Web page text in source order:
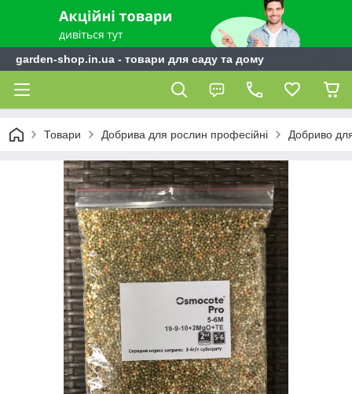
garden-shop.in.ua - товари для саду та дому
Товари Добрива для рослин професійні Добриво